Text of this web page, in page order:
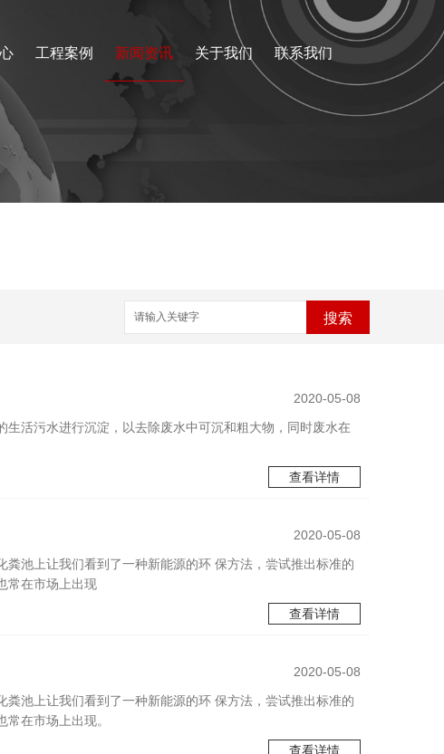
工程案例 新闻资讯 关于我们 联系我们
搜索
2020-05-08
活污水进行沉淀，以去除废水中可沉和粗大物，同时废水在
查看详情
2020-05-08
池上让我们看到了一种新能源的环 保方法，尝试推出标准的
常在市场上出现
查看详情
2020-05-08
池上让我们看到了一种新能源的环 保方法，尝试推出标准的
在市场上出现。
查看详情